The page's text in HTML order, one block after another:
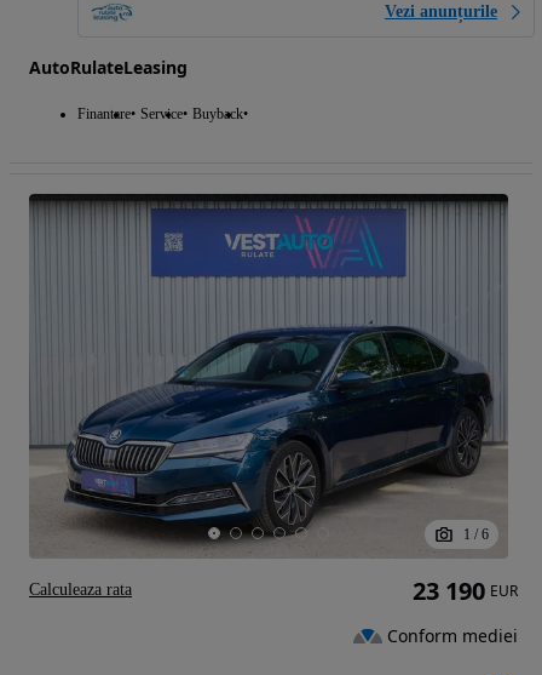
Vezi anunțurile
AutoRulateLeasing
Finantare Service Buyback
1 / 6
23 190 EUR
Conform mediei
Calculeaza rata